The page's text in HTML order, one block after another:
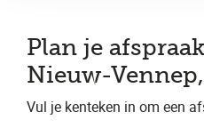
Plan je
Nieuw-
Vul je kenteken in om een